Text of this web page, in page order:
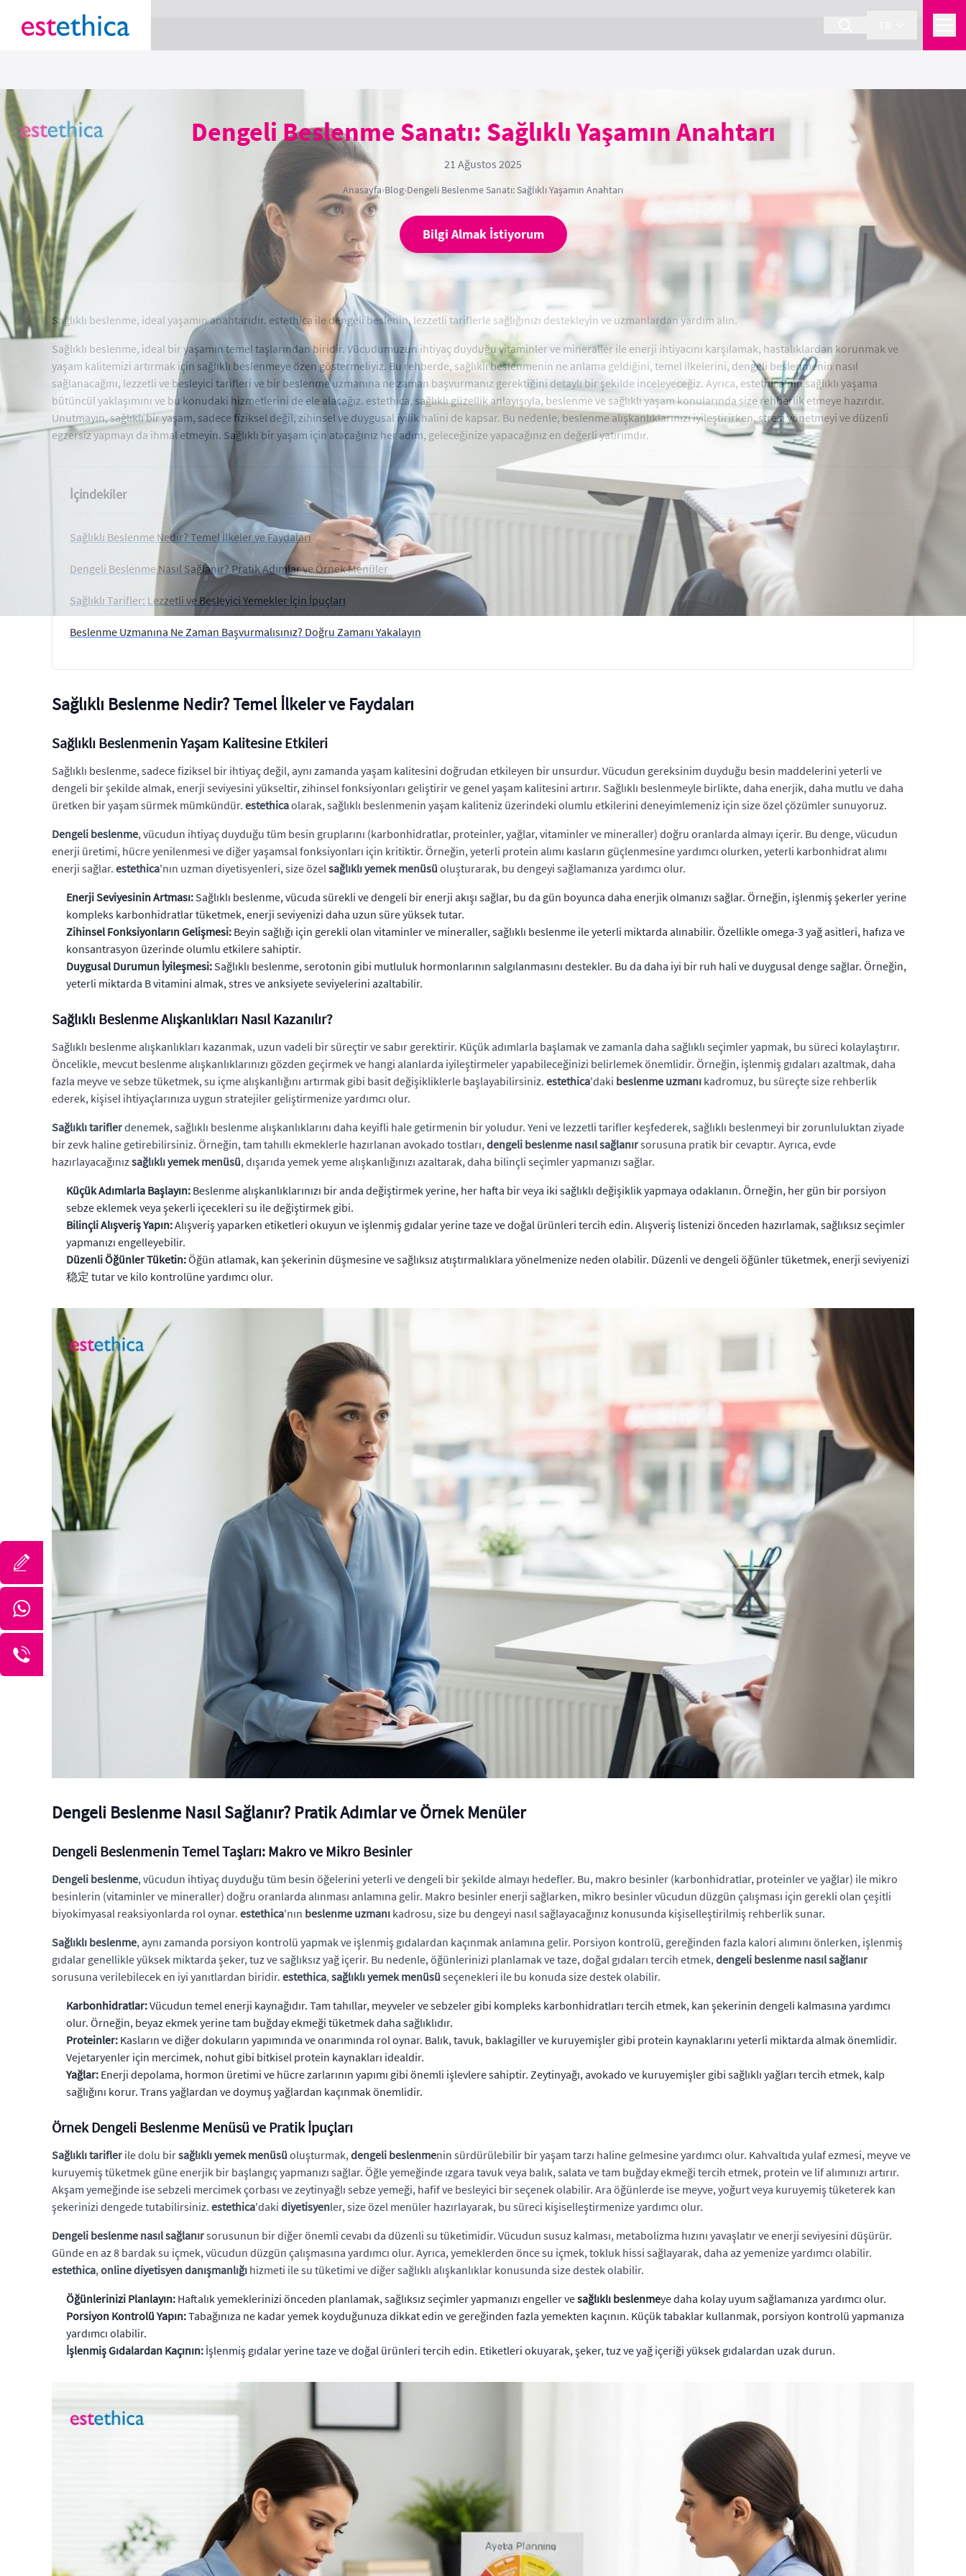
Dengeli Beslenme Sanatı: Sağlıklı Yaşamın Anahtarı
21 Ağustos 2025
Anasayfa›Blog›Dengeli Beslenme Sanatı: Sağlıklı Yaşamın Anahtarı
Bilgi Almak İstiyorum
Sağlıklı beslenme, ideal yaşamın anahtarıdır. estethica ile dengeli beslenin, lezzetli tariflerle sağlığınızı destekleyin ve uzmanlardan yardım alın.
Sağlıklı beslenme, ideal bir yaşamın temel taşlarından biridir. Vücudumuzun ihtiyaç duyduğu vitaminler ve mineraller ile enerji ihtiyacını karşılamak, hastalıklardan korunmak ve
yaşam kalitemizi artırmak için sağlıklı beslenmeye özen göstermeliyiz. Bu rehberde, sağlıklı beslenmenin ne anlama geldiğini, temel ilkelerini, dengeli beslenmenin nasıl
sağlanacağını, lezzetli ve besleyici tarifleri ve bir beslenme uzmanına ne zaman başvurmanız gerektiğini detaylı bir şekilde inceleyeceğiz. Ayrıca, estethica'nın sağlıklı yaşama
bütüncül yaklaşımını ve bu konudaki hizmetlerini de ele alacağız. estethica, sağlıklı güzellik anlayışıyla, beslenme ve sağlıklı yaşam konularında size rehberlik etmeye hazırdır.
Unutmayın, sağlıklı bir yaşam, sadece fiziksel değil, zihinsel ve duygusal iyilik halini de kapsar. Bu nedenle, beslenme alışkanlıklarınızı iyileştirirken, stresi yönetmeyi ve düzenli
egzersiz yapmayı da ihmal etmeyin. Sağlıklı bir yaşam için atacağınız her adım, geleceğinize yapacağınız en değerli yatırımdır.
İçindekiler
Sağlıklı Beslenme Nedir? Temel İlkeler ve Faydaları
Dengeli Beslenme Nasıl Sağlanır? Pratik Adımlar ve Örnek Menüler
Sağlıklı Tarifler: Lezzetli ve Besleyici Yemekler İçin İpuçları
Beslenme Uzmanına Ne Zaman Başvurmalısınız? Doğru Zamanı Yakalayın
Sağlıklı Beslenme Nedir? Temel İlkeler ve Faydaları
Sağlıklı Beslenmenin Yaşam Kalitesine Etkileri
Sağlıklı beslenme, sadece fiziksel bir ihtiyaç değil, aynı zamanda yaşam kalitesini doğrudan etkileyen bir unsurdur. Vücudun gereksinim duyduğu besin maddelerini yeterli ve
dengeli bir şekilde almak, enerji seviyesini yükseltir, zihinsel fonksiyonları geliştirir ve genel yaşam kalitesini artırır. Sağlıklı beslenmeyle birlikte, daha enerjik, daha mutlu ve daha
üretken bir yaşam sürmek mümkündür. estethicaolarak, sağlıklı beslenmenin yaşam kaliteniz üzerindeki olumlu etkilerini deneyimlemeniz için size özel çözümler sunuyoruz.
Dengeli beslenme, vücudun ihtiyaç duyduğu tüm besin gruplarını (karbonhidratlar, proteinler, yağlar, vitaminler ve mineraller) doğru oranlarda almayı içerir. Bu denge, vücudun
enerji üretimi, hücre yenilenmesi ve diğer yaşamsal fonksiyonları için kritiktir. Örneğin, yeterli protein alımı kasların güçlenmesine yardımcı olurken, yeterli karbonhidrat alımı
enerji sağlar. estethica'nın uzman diyetisyenleri, size özelsağlıklı yemek menüsü oluşturarak, bu dengeyi sağlamanıza yardımcı olur.
Enerji Seviyesinin Artması: Sağlıklı beslenme, vücuda sürekli ve dengeli bir enerji akışı sağlar, bu da gün boyunca daha enerjik olmanızı sağlar. Örneğin, işlenmiş şekerler yerine
kompleks karbonhidratlar tüketmek, enerji seviyenizi daha uzun süre yüksek tutar.
Zihinsel Fonksiyonların Gelişmesi: Beyin sağlığı için gerekli olan vitaminler ve mineraller, sağlıklı beslenme ile yeterli miktarda alınabilir. Özellikle omega-3 yağ asitleri, hafıza ve
konsantrasyon üzerinde olumlu etkilere sahiptir.
Duygusal Durumun İyileşmesi: Sağlıklı beslenme, serotonin gibi mutluluk hormonlarının salgılanmasını destekler. Bu da daha iyi bir ruh hali ve duygusal denge sağlar. Örneğin,
yeterli miktarda B vitamini almak, stres ve anksiyete seviyelerini azaltabilir.
Sağlıklı Beslenme Alışkanlıkları Nasıl Kazanılır?
Sağlıklı beslenme alışkanlıkları kazanmak, uzun vadeli bir süreçtir ve sabır gerektirir. Küçük adımlarla başlamak ve zamanla daha sağlıklı seçimler yapmak, bu süreci kolaylaştırır.
Öncelikle, mevcut beslenme alışkanlıklarınızı gözden geçirmek ve hangi alanlarda iyileştirmeler yapabileceğinizi belirlemek önemlidir. Örneğin, işlenmiş gıdaları azaltmak, daha
fazla meyve ve sebze tüketmek, su içme alışkanlığını artırmak gibi basit değişikliklerle başlayabilirsiniz. estethica'daki beslenme uzmanı kadromuz, bu süreçte size rehberlik
ederek, kişisel ihtiyaçlarınıza uygun stratejiler geliştirmenize yardımcı olur.
Sağlıklı tariflerdenemek, sağlıklı beslenme alışkanlıklarını daha keyifli hale getirmenin bir yoludur. Yeni ve lezzetli tarifler keşfederek, sağlıklı beslenmeyi bir zorunluluktan ziyade
bir zevk haline getirebilirsiniz. Örneğin, tam tahıllı ekmeklerle hazırlanan avokado tostları,dengeli beslenme nasıl sağlanırsorusuna pratik bir cevaptır. Ayrıca, evde
hazırlayacağınızsağlıklı yemek menüsü, dışarıda yemek yeme alışkanlığınızı azaltarak, daha bilinçli seçimler yapmanızı sağlar.
Küçük Adımlarla Başlayın: Beslenme alışkanlıklarınızı bir anda değiştirmek yerine, her hafta bir veya iki sağlıklı değişiklik yapmaya odaklanın. Örneğin, her gün bir porsiyon
sebze eklemek veya şekerli içecekleri su ile değiştirmek gibi.
Bilinçli Alışveriş Yapın:Alışveriş yaparken etiketleri okuyun ve işlenmiş gıdalar yerine taze ve doğal ürünleri tercih edin. Alışveriş listenizi önceden hazırlamak, sağlıksız seçimler
yapmanızı engelleyebilir.
Düzenli Öğünler Tüketin:Öğün atlamak, kan şekerinin düşmesine ve sağlıksız atıştırmalıklara yönelmenize neden olabilir. Düzenli ve dengeli öğünler tüketmek, enerji seviyenizi
稳定 tutar ve kilo kontrolüne yardımcı olur.
Dengeli Beslenme Nasıl Sağlanır? Pratik Adımlar ve Örnek Menüler
Dengeli Beslenmenin Temel Taşları: Makro ve Mikro Besinler
Dengeli beslenme, vücudun ihtiyaç duyduğu tüm besin öğelerini yeterli ve dengeli bir şekilde almayı hedefler. Bu, makro besinler (karbonhidratlar, proteinler ve yağlar) ile mikro
besinlerin (vitaminler ve mineraller) doğru oranlarda alınması anlamına gelir. Makro besinler enerji sağlarken, mikro besinler vücudun düzgün çalışması için gerekli olan çeşitli
biyokimyasal reaksiyonlarda rol oynar. estethica'nın beslenme uzmanı kadrosu, size bu dengeyi nasıl sağlayacağınız konusunda kişiselleştirilmiş rehberlik sunar.
Sağlıklı beslenme, aynı zamanda porsiyon kontrolü yapmak ve işlenmiş gıdalardan kaçınmak anlamına gelir. Porsiyon kontrolü, gereğinden fazla kalori alımını önlerken, işlenmiş
gıdalar genellikle yüksek miktarda şeker, tuz ve sağlıksız yağ içerir. Bu nedenle, öğünlerinizi planlamak ve taze, doğal gıdaları tercih etmek,dengeli beslenme nasıl sağlanır
sorusuna verilebilecek en iyi yanıtlardan biridir. estethica,sağlıklı yemek menüsü seçenekleri ile bu konuda size destek olabilir.
Karbonhidratlar:Vücudun temel enerji kaynağıdır. Tam tahıllar, meyveler ve sebzeler gibi kompleks karbonhidratları tercih etmek, kan şekerinin dengeli kalmasına yardımcı
olur. Örneğin, beyaz ekmek yerine tam buğday ekmeği tüketmek daha sağlıklıdır.
Proteinler: Kasların ve diğer dokuların yapımında ve onarımında rol oynar. Balık, tavuk, baklagiller ve kuruyemişler gibi protein kaynaklarını yeterli miktarda almak önemlidir.
Vejetaryenler için mercimek, nohut gibi bitkisel protein kaynakları idealdir.
Yağlar: Enerji depolama, hormon üretimi ve hücre zarlarının yapımı gibi önemli işlevlere sahiptir. Zeytinyağı, avokado ve kuruyemişler gibi sağlıklı yağları tercih etmek, kalp
sağlığını korur. Trans yağlardan ve doymuş yağlardan kaçınmak önemlidir.
Örnek Dengeli Beslenme Menüsü ve Pratik İpuçları
Sağlıklı tarifler ile dolu birsağlıklı yemek menüsü oluşturmak,dengeli beslenmenin sürdürülebilir bir yaşam tarzı haline gelmesine yardımcı olur. Kahvaltıda yulaf ezmesi, meyve ve
kuruyemiş tüketmek güne enerjik bir başlangıç yapmanızı sağlar. Öğle yemeğinde ızgara tavuk veya balık, salata ve tam buğday ekmeği tercih etmek, protein ve lif alımınızı artırır.
Akşam yemeğinde ise sebzeli mercimek çorbası ve zeytinyağlı sebze yemeği, hafif ve besleyici bir seçenek olabilir. Ara öğünlerde ise meyve, yoğurt veya kuruyemiş tüketerek kan
şekerinizi dengede tutabilirsiniz. estethica'daki diyetisyenler, size özel menüler hazırlayarak, bu süreci kişiselleştirmenize yardımcı olur.
Dengeli beslenme nasıl sağlanırsorusunun bir diğer önemli cevabı da düzenli su tüketimidir. Vücudun susuz kalması, metabolizma hızını yavaşlatır ve enerji seviyesini düşürür.
Günde en az 8 bardak su içmek, vücudun düzgün çalışmasına yardımcı olur. Ayrıca, yemeklerden önce su içmek, tokluk hissi sağlayarak, daha az yemenize yardımcı olabilir.
estethica,online diyetisyen danışmanlığı hizmeti ile su tüketimi ve diğer sağlıklı alışkanlıklar konusunda size destek olabilir.
Öğünlerinizi Planlayın: Haftalık yemeklerinizi önceden planlamak, sağlıksız seçimler yapmanızı engeller vesağlıklı beslenmeye daha kolay uyum sağlamanıza yardımcı olur.
Porsiyon Kontrolü Yapın:Tabağınıza ne kadar yemek koyduğunuza dikkat edin ve gereğinden fazla yemekten kaçının. Küçük tabaklar kullanmak, porsiyon kontrolü yapmanıza
yardımcı olabilir.
İşlenmiş Gıdalardan Kaçının: İşlenmiş gıdalar yerine taze ve doğal ürünleri tercih edin. Etiketleri okuyarak, şeker, tuz ve yağ içeriği yüksek gıdalardan uzak durun.